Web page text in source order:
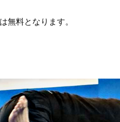
料となります。